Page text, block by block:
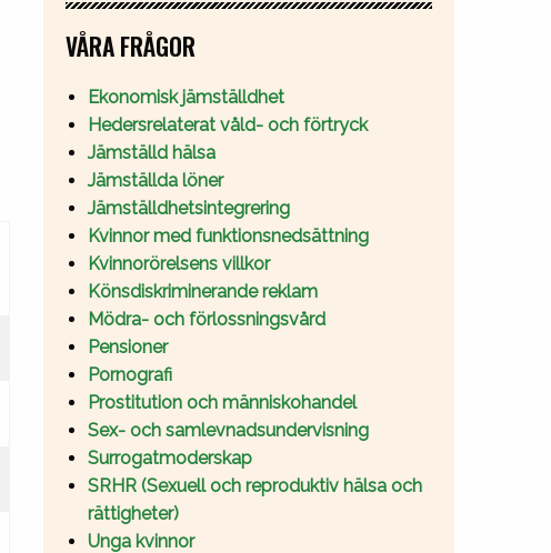
VÅRA FRÅGOR
Ekonomisk jämställdhet
Hedersrelaterat våld- och förtryck
Jämställd hälsa
Jämställda löner
Jämställdhetsintegrering
Kvinnor med funktionsnedsättning
Kvinnorörelsens villkor
Könsdiskriminerande reklam
Mödra- och förlossningsvård
Pensioner
Pornografi
Prostitution och människohandel
Sex- och samlevnadsundervisning
Surrogatmoderskap
SRHR (Sexuell och reproduktiv hälsa och
rättigheter)
Unga kvinnor